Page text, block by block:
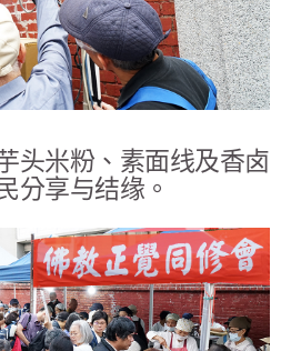
头米粉、素面线及香卤
分享与结缘。